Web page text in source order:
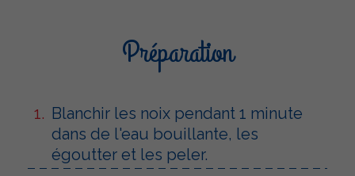
Préparation
Blanchir les noix pendant 1 minute
dans de l'eau bouillante, les
égoutter et les peler.